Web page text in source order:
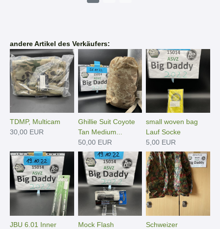
andere Artikel des Verkäufers:
TDMP, Multicam
30,00 EUR
Ghillie Suit Coyote
Tan Medium...
50,00 EUR
small woven bag
Lauf Socke
5,00 EUR
JBU 6.01 Inner
Mock Flash
Schweizer